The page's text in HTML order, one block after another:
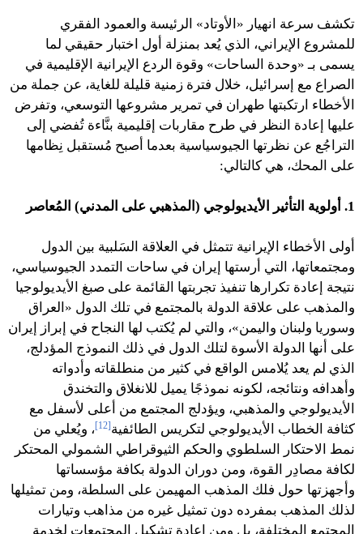
تكشف سرعة انهيار «الأوتاد» الرئيسة والعمود الفقري
للمشروع الإيراني، الذي يُعد بمنزلة أول اختبار حقيقي لما
يسمى بـ «وحدة الساحات» وقوة الردع الإيرانية الإقليمية في
الصراع مع إسرائيل، خلال فترة زمنية قليلة للغاية، عن جملة من
الأخطاء ارتكبتها طهران في تمرير مشروعها التوسعي، وتفرض
عليها إعادة النظر في طرح مقاربات إقليمية بنَّاءة تُفضي إلى
التراجُع عن نظرتها الجيوسياسية بعدما أصبح مُستقبل نِظامها
على المحك، هي كالتالي:
1. أولوية التأثير الأيديولوجي (المذهبي على المدني) المُعاصر
أولى الأخطاء الإيرانية تتمثل في العلاقة السَلبية بين الدول
ومجتمعاتها، التي أرستها إيران في ساحات التمدد الجيوسياسي،
نتيجة إعادة تكرارها تنفيذ تجربتها القائمة على صبغ الأيديولوجيا
والمذهب على علاقة الدولة بالمجتمع في تلك الدول «العراق
وسوريا ولبنان واليمن»، والتي لم يُكتب لها النجاح في إبراز إيران
على أنها الدولة الأسوة لتلك الدول في ذلك النموذج المؤدلج،
الذي لم يعد يُلامس الواقع في كثير من منطلقاته وأدواته
وأهدافه ونتائجه، لكونه نموذجًا يميل للانغلاق والتخندق
الأيديولوجي والمذهبي، ويؤدلج المجتمع من أعلى لأسفل مع
كثافة الخطاب الأيديولوجي لتكريس الطائفية[12]
، ويُعلي من
نمط الاحتكار السلطوي والحكم الثيوقراطي الشمولي المحتكر
لكافة مصادِر القوة، ومن دوران الدولة بكافة مؤسساتها
وأجهزتها حول فلك المذهب المهيمن على السلطة، ومن تمثيلها
لذلك المذهب بمفرده دون تمثيل غيره من مذاهب وتيارات
المجتمع المختلفة، بل ومن إعادة تشكيل المجتمعات لخدمة